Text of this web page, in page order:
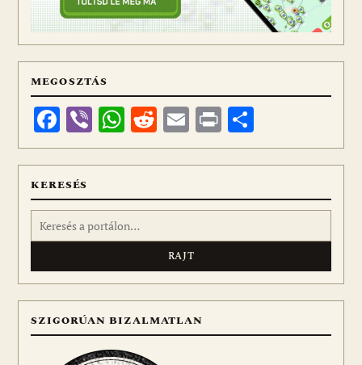
MEGOSZTÁS
Facebook
ViberWhatsApp
Reddit
Email
Print
meg
KERESÉS
Keresés:
SZIGORÚAN BIZALMATLAN